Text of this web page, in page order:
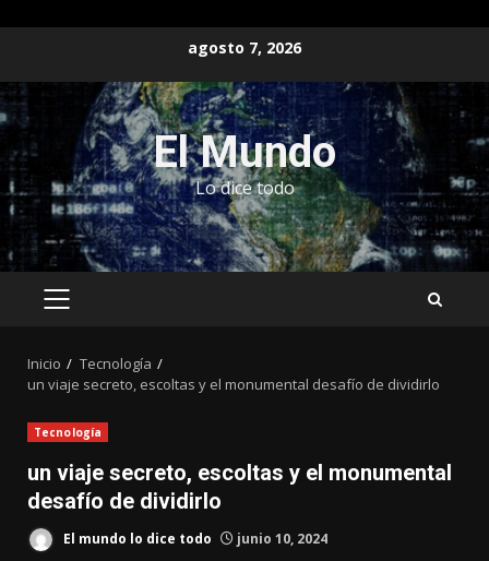
contenido
agosto 7, 2026
El Mundo
Lo dice todo
MENÚ
Inicio
Tecnología
un viaje secreto, escoltas y el monumental desafío de dividirlo
Tecnología
un viaje secreto, escoltas y el monumental
desafío de dividirlo
El mundo lo dice todo junio 10, 2024